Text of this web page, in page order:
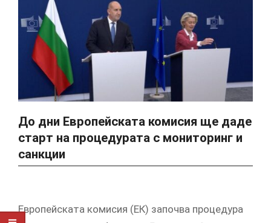
До дни Европейската комисия ще даде
старт на процедурата с мониторинг и
санкции
Европейската комисия (ЕК) започва процедура